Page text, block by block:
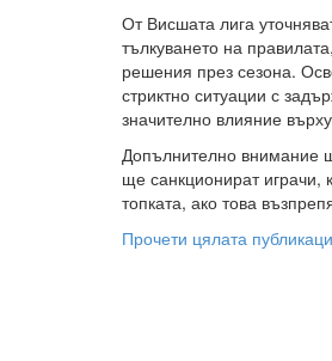
От Висшата лига
тълкуването на
решения през сезона.
стриктно ситуации с
значително влияние
Допълнително внимание
ще санкционират играчи,
топката, ако това
Прочети цялата